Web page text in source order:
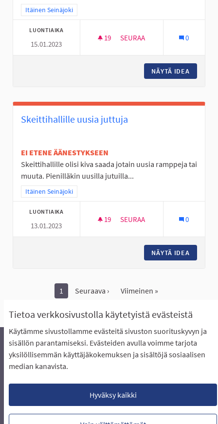
Tietoa verkkosivustolla käytetyistä evästeistä
Käytämme sivustollamme evästeitä sivuston suorituskyvyn ja
sisällön parantamiseksi. Evästeiden avulla voimme tarjota
yksilöllisemmän käyttäjäkokemuksen ja sisältöjä sosiaalisen
median kanavista.
Hyväksy kaikki
Rajaa tulokset teeman mukaan: Itäinen Seinäjoki
Itäinen Seinäjoki
LUONTIAIKA
15.01.2023
19 19 SEURAAJAA
SEURAA 0
NÄYTÄ IDEA
Skeittihallille uusia juttuja
EI ETENE ÄÄNESTYKSEEN
Skeittihallille olisi kiva saada jotain uusia ramppeja tai
muuta. Pienilläkin uusilla jutuilla...
Rajaa tulokset teeman mukaan: Itäinen Seinäjoki
Itäinen Seinäjoki
LUONTIAIKA
13.01.2023
19 19 SEURAAJAA
SEURAA 0
NÄYTÄ IDEA
1 Seuraava › Viimeinen »
Näytä kaikki peruutetut ideat
Äänestyksen pikaohjeet
Usein kysytyt kysymykset
Näin äänestät Asukasbudjetissa
Lataa avoimet datatiedostot
Evästeasetukset